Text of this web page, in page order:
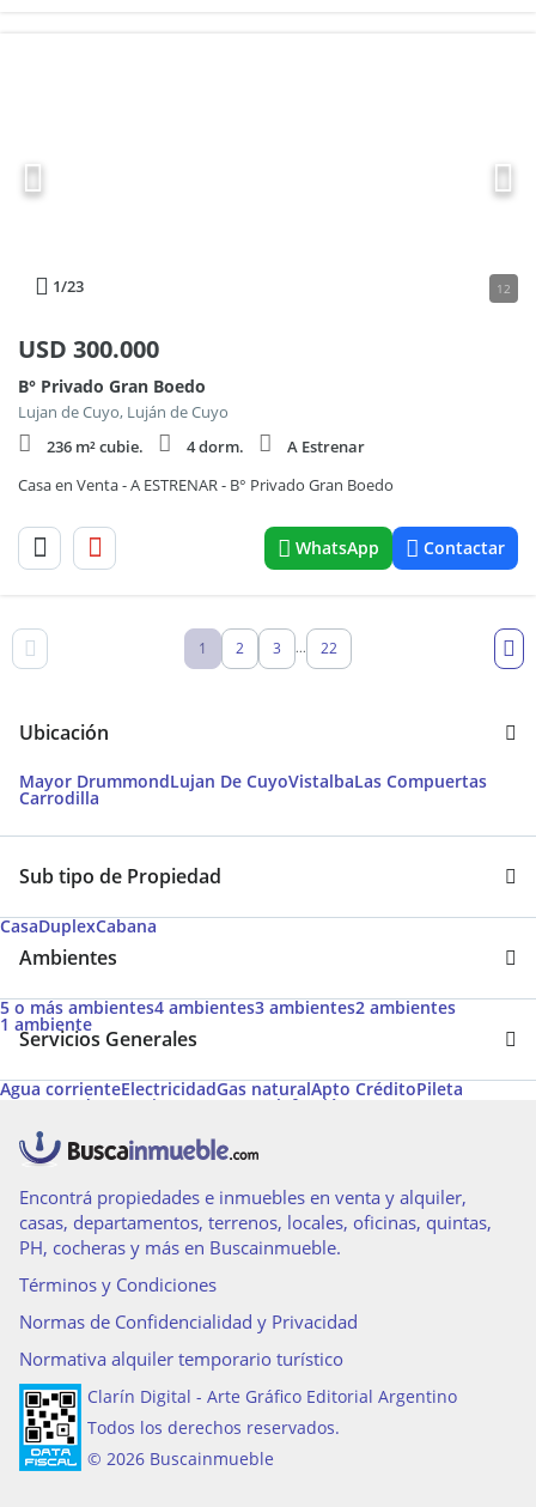
1/23 12
USD 300.000
B° Privado Gran Boedo
Lujan de Cuyo, Luján de Cuyo
236 m² cubie.
4 dorm.
A Estrenar
Casa en Venta - A ESTRENAR - B° Privado Gran Boedo
WhatsApp Contactar
1 2 3 ... 22
Ubicación
Mayor DrummondLujan De CuyoVistalbaLas Compuertas
Carrodilla
Sub tipo de Propiedad
CasaDuplexCabana
Ambientes
5 o más ambientes4 ambientes3 ambientes2 ambientes
1 ambiente
Servicios Generales
Agua corrienteElectricidadGas naturalApto CréditoPileta
Desayunador Permite Mascotas Calefacción
Acceso para personas con movilidad reducida
Aire acondicionado centralAire caliente
Calefacción tiro balanceado
Gas envasado
Encontrá propiedades e inmuebles en venta y alquiler,
casas, departamentos, terrenos, locales, oficinas, quintas,
PH, cocheras y más en Buscainmueble.
Términos y Condiciones
Normas de Confidencialidad y Privacidad
Normativa alquiler temporario turístico
Clarín Digital - Arte Gráfico Editorial Argentino
Todos los derechos reservados.
© 2026 Buscainmueble